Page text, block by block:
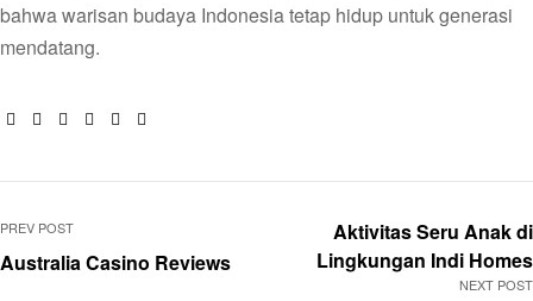
bahwa warisan budaya Indonesia tetap hidup untuk generasi
mendatang.
Facebook
TwitterLinkedinGoogle+Pinterest
PREV POST
Australia Casino Reviews
NEXT POST
Aktivitas Seru Anak di
Lingkungan Indi Homes